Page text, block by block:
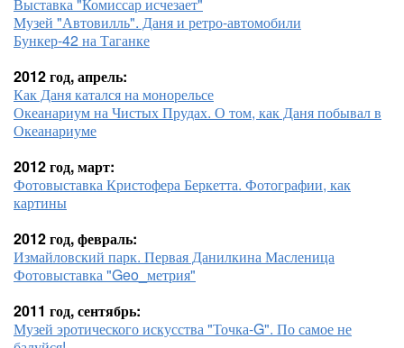
Музей "Автовилль". Даня и ретро-автомобили
Бункер-42 на Таганке
2012 год, апрель:
Как Даня катался на монорельсе
Океанариум на Чистых Прудах. О том, как Даня побывал в
Океанариуме
2012 год, март:
Фотовыставка Кристофера Беркетта. Фотографии, как
картины
2012 год, февраль:
Измайловский парк. Первая Данилкина Масленица
Фотовыставка "Geo_метрия"
2011 год, сентябрь:
Музей эротического искусства "Точка-G". По самое не